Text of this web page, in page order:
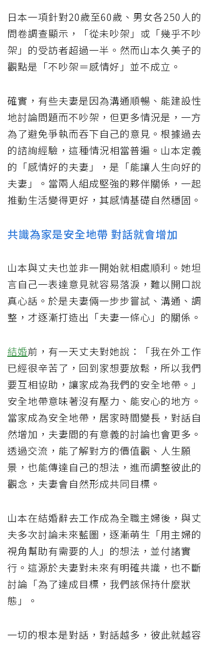
日本一項針對20歲至60歲、男女各250人的
問卷調查顯示，「從未吵架」或「幾乎不吵
架」的受訪者超過一半。然而山本久美子的
觀點是「不吵架＝感情好」並不成立。
確實，有些夫妻是因為溝通順暢、能建設性
地討論問題而不吵架，但更多情況是，一方
為了避免爭執而吞下自己的意見。根據過去
的諮詢經驗，這種情況相當普遍。山本定義
的「感情好的夫妻」，是「能讓人生向好的
夫妻」。當兩人組成堅強的夥伴關係，一起
推動生活變得更好，其感情基礎自然穩固。
共識為家是安全地帶 對話就會增加
山本與丈夫也並非一開始就相處順利。她坦
言自己一表達意見就容易落淚，難以開口說
真心話。於是夫妻倆一步步嘗試、溝通、調
整，才逐漸打造出「夫妻一條心」的關係。
結婚前，有一天丈夫對她說：「我在外工作
已經很辛苦了，回到家想要放鬆，所以我們
要互相協助，讓家成為我們的安全地帶。」
安全地帶意味著沒有壓力、能安心的地方。
當家成為安全地帶，居家時間變長，對話自
然增加，夫妻間的有意義的討論也會更多。
透過交流，能了解對方的價值觀、人生願
景，也能傳達自己的想法，進而調整彼此的
觀念，夫妻會自然形成共同目標。
山本在結婚辭去工作成為全職主婦後，與丈
夫多次討論未來藍圖，逐漸萌生「用主婦的
視角幫助有需要的人」的想法，並付諸實
行。這源於夫妻對未來有明確共識，也不斷
討論「為了達成目標，我們該保持什麼狀
態」。
一切的根本是對話，對話越多，彼此就越容